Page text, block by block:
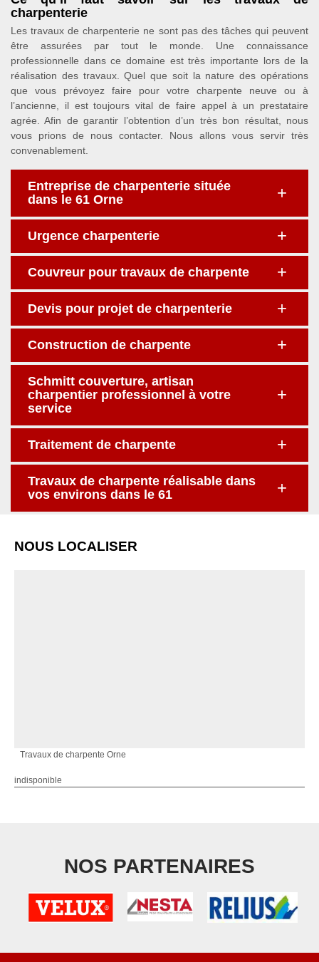
charpenterie
Les travaux de charpenterie ne sont pas des tâches qui peuvent
être assurées par tout le monde. Une connaissance
professionnelle dans ce domaine est très importante lors de la
réalisation des travaux. Quel que soit la nature des opérations
que vous prévoyez faire pour votre charpente neuve ou à
l’ancienne, il est toujours vital de faire appel à un prestataire
agrée. Afin de garantir l’obtention d’un très bon résultat, nous
vous prions de nous contacter. Nous allons vous servir très
convenablement.
Entreprise de charpenterie située
dans le 61 Orne
Urgence charpenterie
Couvreur pour travaux de charpente
Devis pour projet de charpenterie
Construction de charpente
Schmitt couverture, artisan
charpentier professionnel à votre
service
Traitement de charpente
Travaux de charpente réalisable dans
vos environs dans le 61
NOUS LOCALISER
Travaux de charpente Orne
indisponible
NOS PARTENAIRES